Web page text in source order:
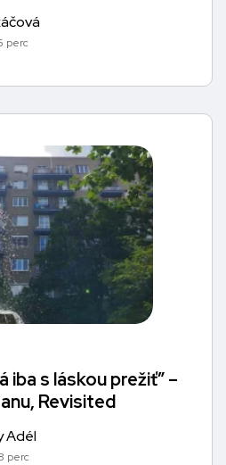
perc
iba s láskou prežiť” –
Revisited
Adél
perc